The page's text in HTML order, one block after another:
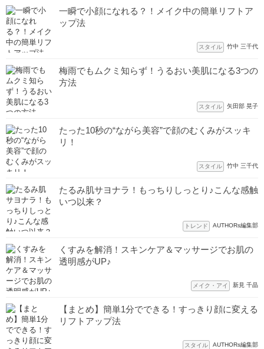
一瞬で小顔になれる？！メイク中の簡単リフトア
ップ法
スタイル 竹中 三千代
梅雨でもムクミ知らず！うるおい美肌になる3つの
方法
スタイル 矢田部 晃子
たった10秒の“ながら美容”で顔のむくみがスッキ
リ！
スタイル 竹中 三千代
たるみ肌サヨナラ！もっちりしっとり♪こんな感触
いつ以来？
トレンド AUTHORs編集部
くすみを解消！スキンケア＆マッサージでお肌の
透明感がUP♪
メイク・アイ 新見 千晶
【まとめ】簡単1分でできる！すっきり顔に変える
リフトアップ法
スタイル AUTHORs編集部